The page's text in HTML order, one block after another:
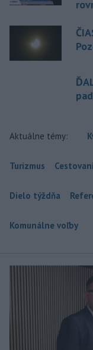
Aktuálne témy:
Turizmus
Dielo týždňa
Komunálne voľby